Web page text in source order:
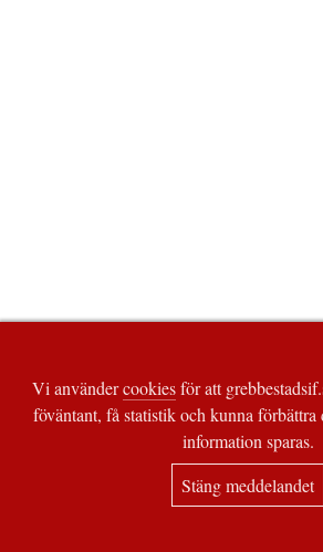
Vi användercookiesför att
föväntant, få statistik och kunna
information sparas.
Stäng meddelandet